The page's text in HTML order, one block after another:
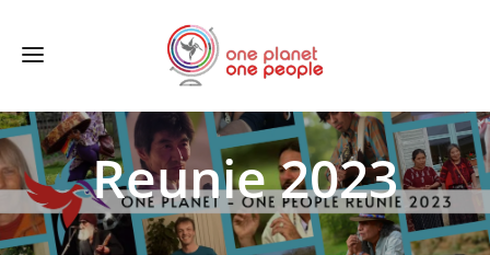
Reunie 2023